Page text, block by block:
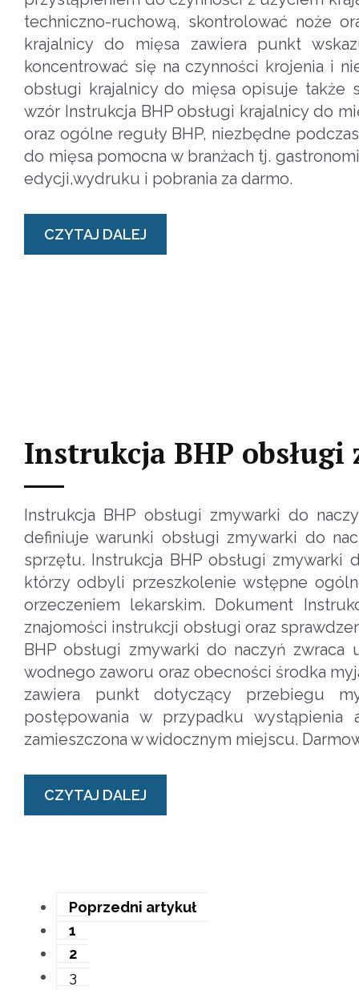
techniczno-ruchową, skontrolować noże
krajalnicy do mięsa zawiera punkt
koncentrować się na czynności krojenia i
obsługi krajalnicy do mięsa opisuje także
wzór Instrukcja BHP obsługi krajalnicy do
oraz ogólne reguły BHP, niezbędne
do mięsa pomocna w branżach tj.
edycji,wydruku i pobrania za darmo.
CZYTAJ DALEJ
Instrukcja BHP
Instrukcja BHP obsługi zmywarki do
definiuje warunki obsługi zmywarki do
sprzętu. Instrukcja BHP obsługi zmywarki
którzy odbyli przeszkolenie wstępne
orzeczeniem lekarskim. Dokument
znajomości instrukcji obsługi oraz
BHP obsługi zmywarki do naczyń
wodnego zaworu oraz obecności środka
zawiera punkt dotyczący przebiegu
postępowania w przypadku
zamieszczona w widocznym miejscu.
CZYTAJ DALEJ
Poprzedni artykuł
1
2
3